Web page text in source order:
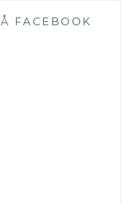
FACEBOOK